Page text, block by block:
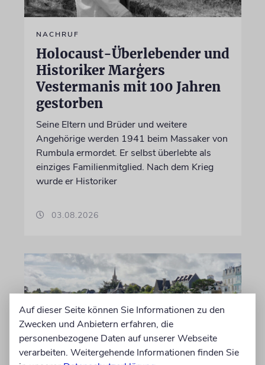
NACHRUF
Holocaust-Überlebender und
Historiker Marģers
Vestermanis mit 100 Jahren
gestorben
Seine Eltern und Brüder und weitere
Angehörige werden 1941 beim Massaker von
Rumbula ermordet. Er selbst überlebte als
einziges Familienmitglied. Nach dem Krieg
wurde er Historiker
03.08.2026
Auf dieser Seite können Sie Informationen zu den
Zwecken und Anbietern erfahren, die
personenbezogene Daten auf unserer Webseite
verarbeiten. Weitergehende Informationen finden Sie